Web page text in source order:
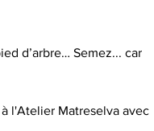
d’arbre… Semez... car
l'Atelier Matreselva avec